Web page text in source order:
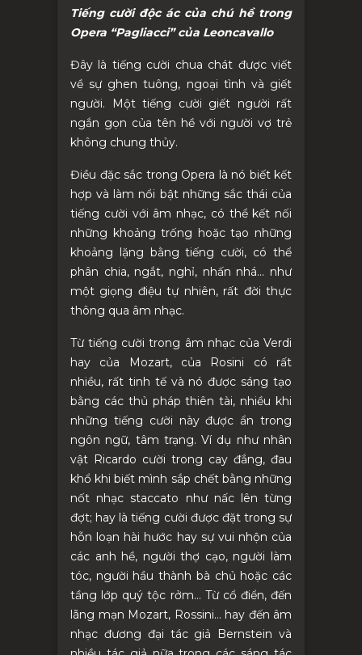
Tiếng cười độc ác của chú hề trong
Opera “Pagliacci” của Leoncavallo
Đây là tiếng cười chua chát được viết
về sự ghen tuông, ngoại tình và giết
người. Một tiếng cười giết người rất
ngắn gọn của tên hề với người vợ trẻ
không chung thủy.
Điều đặc sắc trong Opera là nó biết kết
hợp và làm nổi bật những sắc thái của
tiếng cười với âm nhạc, có thể kết nối
những khoảng trống hoặc tạo những
khoảng lặng bằng tiếng cười, có thể
phân chia, ngắt, nghỉ, nhấn nhá... như
một giọng điệu tự nhiên, rất đời thực
thông qua âm nhạc.
Từ tiếng cười trong âm nhạc của Verdi
hay của Mozart, của Rosini có rất
nhiều, rất tinh tế và nó được sáng tạo
bằng các thủ pháp thiên tài, nhiều khi
những tiếng cười này được ẩn trong
ngôn ngữ, tâm trạng. Ví dụ như nhân
vật Ricardo cười trong cay đắng, đau
khổ khi biết mình sắp chết bằng những
nốt nhạc staccato như nấc lên từng
đợt; hay là tiếng cười được đặt trong sự
hỗn loạn hài hước hay sự vui nhộn của
các anh hề, người thợ cạo, người làm
tóc, người hầu thành bà chủ hoặc các
tầng lớp quý tộc rởm... Từ cổ điển, đến
lãng mạn Mozart, Rossini... hay đến âm
nhạc đương đại tác giả Bernstein và